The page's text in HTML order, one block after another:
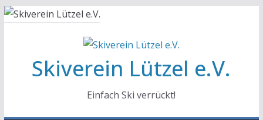
Skiverein Lützel e.V.
Einfach Ski verrückt!